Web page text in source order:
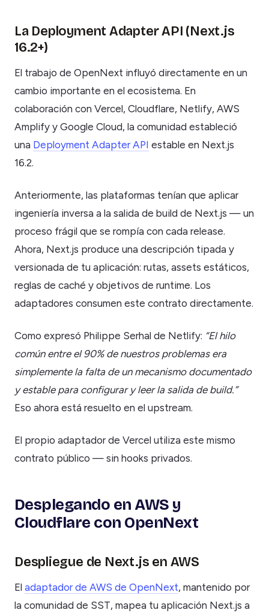
La Deployment Adapter API (Next.js
16.2+)
El trabajo de OpenNext influyó directamente en un
cambio importante en el ecosistema. En
colaboración con Vercel, Cloudflare, Netlify, AWS
Amplify y Google Cloud, la comunidad estableció
una Deployment Adapter API estable en Next.js
16.2.
Anteriormente, las plataformas tenían que aplicar
ingeniería inversa a la salida de build de Next.js — un
proceso frágil que se rompía con cada release.
Ahora, Next.js produce una descripción tipada y
versionada de tu aplicación: rutas, assets estáticos,
reglas de caché y objetivos de runtime. Los
adaptadores consumen este contrato directamente.
Como expresó Philippe Serhal de Netlify: “El hilo
común entre el 90% de nuestros problemas era
simplemente la falta de un mecanismo documentado
y estable para configurar y leer la salida de build.”
Eso ahora está resuelto en el upstream.
El propio adaptador de Vercel utiliza este mismo
contrato público — sin hooks privados.
Desplegando en AWS y
Cloudflare con OpenNext
Despliegue de Next.js en AWS
El adaptador de AWS de OpenNext, mantenido por
la comunidad de SST, mapea tu aplicación Next.js a